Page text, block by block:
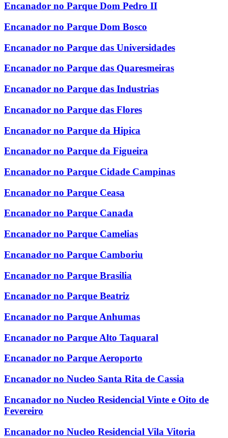
Encanador no Parque Dom Pedro II
Encanador no Parque Dom Bosco
Encanador no Parque das Universidades
Encanador no Parque das Quaresmeiras
Encanador no Parque das Industrias
Encanador no Parque das Flores
Encanador no Parque da Hipica
Encanador no Parque da Figueira
Encanador no Parque Cidade Campinas
Encanador no Parque Ceasa
Encanador no Parque Canada
Encanador no Parque Camelias
Encanador no Parque Camboriu
Encanador no Parque Brasilia
Encanador no Parque Beatriz
Encanador no Parque Anhumas
Encanador no Parque Alto Taquaral
Encanador no Parque Aeroporto
Encanador no Nucleo Santa Rita de Cassia
Encanador no Nucleo Residencial Vinte e Oito de
Fevereiro
Encanador no Nucleo Residencial Vila Vitoria